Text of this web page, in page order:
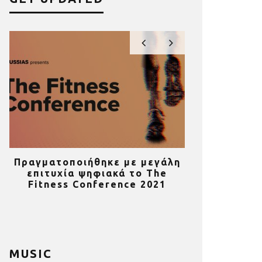
Πραγματοποιήθηκε με μεγάλη
επιτυχία ψηφιακά το The
Fitness Conference 2021
MUSIC